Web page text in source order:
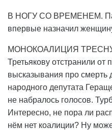
В НОГУ СО ВРЕМЕНЕМ.
впервые назначил
МОНОКОАЛИЦИЯ
Третьякову отстранили от
высказывания про смерть
народного депутата
не набралось голосов.
Интересно, не пора ли
нём нет коалиции? Ну